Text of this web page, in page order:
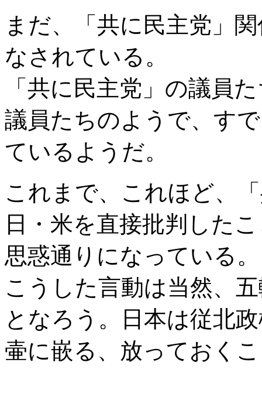
まだ、「共に民主党」
なされている。
「共に民主党」の議員
議員たちのようで、す
ているようだ。
これまで、これほど、
日・米を直接批判した
思惑通りになっている。
こうした言動は当然、
となろう。日本は従北
壷に嵌る、放っておく